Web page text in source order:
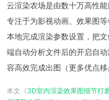
云渲染农场是由数十万高性
专注于为影视动画、效果图
本地完成渲染参数设置，把
端自动分析文件后的开启自
容高效完成出图（更多优点移
本文《3D室内渲染效果图细节打